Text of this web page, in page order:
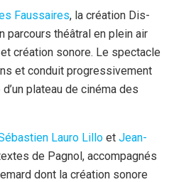
Faussaires, la création Dis-
parcours théâtral en plein air
création sonore. Le spectacle
et conduit progressivement
d’un plateau de cinéma des
Lauro Lillo et Jean-
de Pagnol, accompagnés
dont la création sonore